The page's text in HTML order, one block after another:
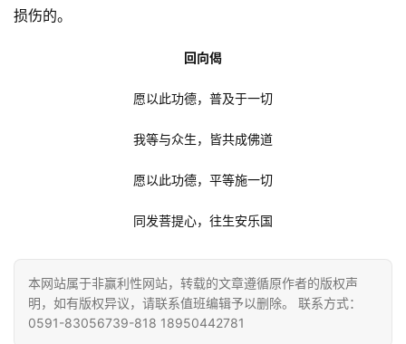
心
善
佛
损伤的。
回向偈
愿以此功德，普及于一切
我等与众生，皆共成佛道
愿以此功德，平等施一切
同发菩提心，往生安乐国
本网站属于非赢利性网站，转载的文章遵循原作者的版权声
明，如有版权异议，请联系值班编辑予以删除。 联系方式：
0591-83056739-818 18950442781